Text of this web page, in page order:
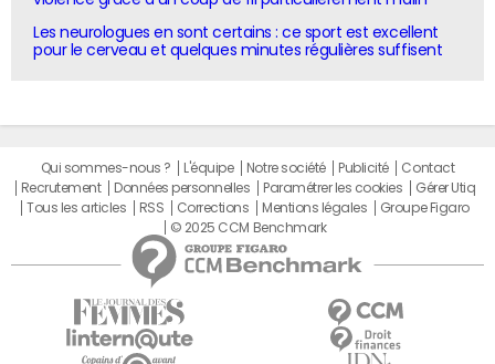
Les neurologues en sont certains : ce sport est excellent
pour le cerveau et quelques minutes régulières suffisent
Qui sommes-nous ? L'équipe Notre société Publicité
Contact
Recrutement
Données personnelles Paramétrer les cookies
Gérer Utiq
Tous les articles
RSS Corrections Mentions légales
Groupe Figaro
© 2025 CCM Benchmark